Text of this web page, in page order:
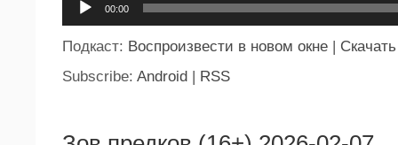
00:00
Подкаст: Воспроизвести в новом окне | Скачать
Subscribe: Android | RSS